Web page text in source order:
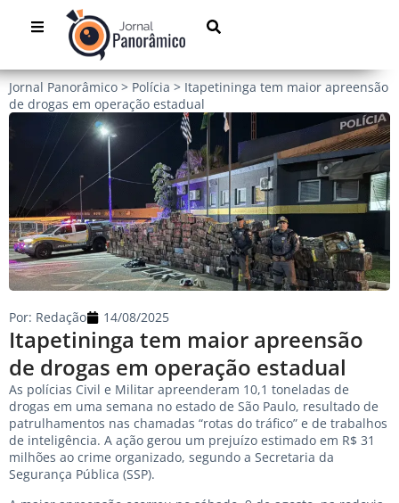
Jornal Panorâmico > Polícia > Itapetininga tem maior apreensão
de drogas em operação estadual
Itapetininga tem maior apreensão
de drogas em operação estadual
Por: Redação 14/08/2025
As polícias Civil e Militar apreenderam 10,1 toneladas de
drogas em uma semana no estado de São Paulo, resultado de
patrulhamentos nas chamadas “rotas do tráfico” e de trabalhos
de inteligência. A ação gerou um prejuízo estimado em R$ 31
milhões ao crime organizado, segundo a Secretaria da
Segurança Pública (SSP).